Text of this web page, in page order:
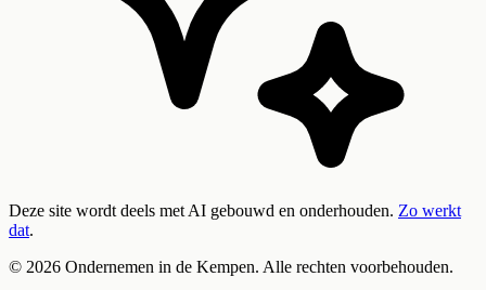
Deze site wordt deels met AI gebouwd en onderhouden. Zo werkt
dat.
© 2026 Ondernemen in de Kempen. Alle rechten voorbehouden.